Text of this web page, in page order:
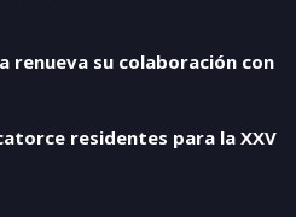
renueva su colaboración con
residentes para la XXV